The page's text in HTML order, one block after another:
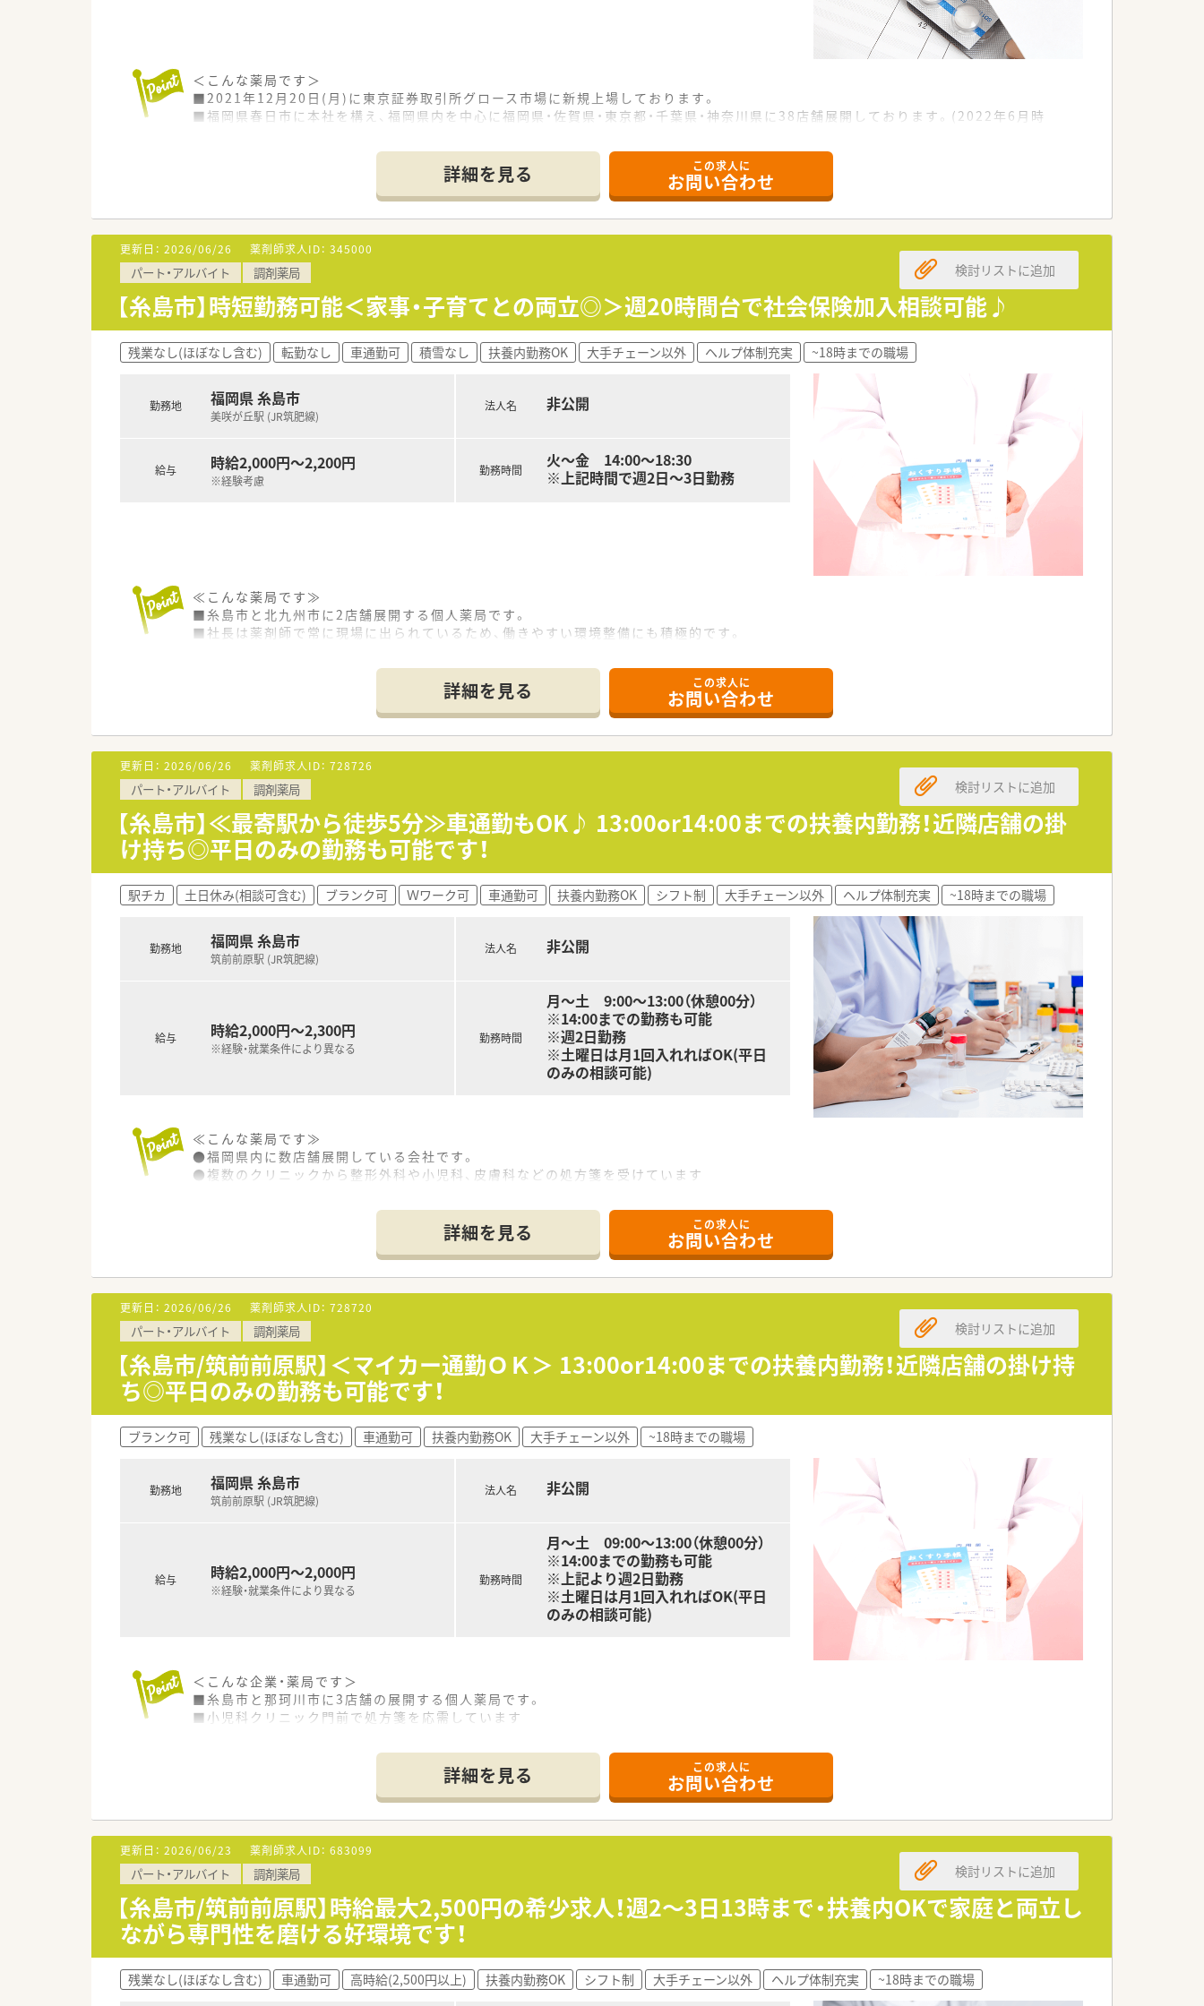
＜こんな薬局です＞
■2021年12月20日(月)に東京証券取引所グロース市場に新規上場しております。
■福岡県春日市に本社を構え、福岡県内を中心に福岡県・佐賀県・東京都・千葉県・神奈川県に38店舗展開しております。(2022年6月時
■超高齢化社会で必ず必要となる在宅対応を積極的に取り組んでおり着実に成長を続けています。今後も安定して成長が見込まれる安
■オンライン服薬指導(28店舗実施)、地域連携薬局(21店舗)、零売など最先端の取り組みを実施しております。
＜女性もご活躍いただける環境＞
■ライフイベントやご自身の状況の変化があった場合、雇用形態変更の相談も可能です。
■女性の育休取得率 100％。復帰率100%。男性育休取得実績(現在8名取得)もあります。カムバックパス制度、きらりミルククラブなど
働く女性を応援する環境が整っています。
■子育て中の方は時短勤務も可能な為、性別を問わず薬局長等、キャリアを積み活躍できるフィールドがございます。
＜こんな店舗です＞
■内科門前の外来と施設・個人在宅を対応している地域密着型の店舗です。
■近隣は静かな住宅街で、落ち着いた環境です。
■門前の内科クリニックは、発熱外来の他、子どもの診療も行うなど処方科目も様々です。
■午前中と夕方は外来業務中心、日中は調剤含めた在宅業務が中心となります。
■薬局長、管理薬剤師のお人柄もよく、事務員との連携もとれており働きやすい環境です。
＜ワークライフバランスを推進＞
■社内平均の残業時間は10時間～15時間以内となっており正社員(S1)はみなし残業を超える事はありません。
在宅で想定される臨時処方や急な在宅訪問に対応する『臨時処方専任薬剤師』を配置しているので、 大幅な残業が発生することはありま
■年間休日は117日＋1日(バースデー休暇)で終日休みの日数となります。月によっては半休の組み合わせ等もシフトに組み込めるので
■店舗異動に関しては、基本転居を伴わない異動となります。九州エリアから関東エリアへなど転居を伴う異動がないため、地域に根付
いた勤務が可能です。
■在宅業務専用システムを自社開発しており、現場の薬剤師の意見を集約して作っているので業務負荷軽減につながっております。
＜スキルアップ・キャリアアップできる環境＞
■麻薬の取り扱いが多い店舗やカテーテル・ポンプ処方を行っている店舗もございます。
緩和ケアの資格を持っている薬剤師が2名（調剤薬局勤務薬剤師54名）在籍しており、患者様に寄り添った仕事を経験することができ知
識・スキル向上も図れる環境です。
■店舗管理を各薬局長へ任せており、社長から店舗の運営や数字管理の研修を受けることができスキルアップ・キャリアアップが形成出
来る環境です。
■薬剤師から営業職など社内でのジョブチェンジも相談の上、可能です。
■企業・官公庁出身の未経験の方や、病院出身の方も多数活躍しています。
詳細を見る この求人に
お問い合わせ
更新日： 2026/06/26 薬剤師求人ID： 345000
パート・アルバイト 調剤薬局
【糸島市】時短勤務可能＜家事・子育てとの両立◎＞週20時間台で社会保険加入相談可能♪
検討リストに追加
残業なし(ほぼなし含む) 転勤なし 車通勤可 積雪なし 扶養内勤務OK 大手チェーン以外 ヘルプ体制充実 ~18時までの職場
勤務地 福岡県 糸島市
美咲が丘駅 (JR筑肥線)
給与 時給2,000円～2,200円
※経験考慮
法人名 非公開
勤務時間
火～金 14:00～18:30
※上記時間で週2日～3日勤務
≪こんな薬局です≫
■糸島市と北九州市に2店舗展開する個人薬局です。
■社長は薬剤師で常に現場に出られているため、働きやすい環境整備にも積極的です。
■薬剤師の人数は、常勤3名、パート3名となり、常時5名体制のため、手厚い人数体制をとられております。
■薬歴は、ハイブリッジとなります。
■品目数は1000品目弱程度で、後発品割合は75％でございます。
■棚割りに関しては、頻繁に出る薬とあまり出ない薬で分けております。
■調剤・監査、投薬は時間帯で分けております。
■患者の約8割が60～70代となります。
詳細を見る この求人に
お問い合わせ
更新日： 2026/06/26 薬剤師求人ID： 728726
パート・アルバイト 調剤薬局
【糸島市】≪最寄駅から徒歩5分≫車通勤もOK♪ 13:00or14:00までの扶養内勤務！近隣店舗の掛
け持ち◎平日のみの勤務も可能です！
検討リストに追加
駅チカ 土日休み(相談可含む) ブランク可 Ｗワーク可 車通勤可 扶養内勤務OK シフト制 大手チェーン以外 ヘルプ体制充実 ~18時までの職場
勤務地 福岡県 糸島市
筑前前原駅 (JR筑肥線)
給与 時給2,000円～2,300円
※経験・就業条件により異なる
法人名 非公開
勤務時間
月～土 9:00～13:00（休憩00分）
※14:00までの勤務も可能
※週2日勤務
※土曜日は月1回入れればOK(平日
のみの相談可能)
≪こんな薬局です≫
●福岡県内に数店舗展開している会社です。
●複数のクリニックから整形外科や小児科、皮膚科などの処方箋を受けています
●急なお休みへの体制も整っています
詳細を見る この求人に
お問い合わせ
更新日： 2026/06/26 薬剤師求人ID： 728720
パート・アルバイト 調剤薬局
【糸島市/筑前前原駅】＜マイカー通勤ＯＫ＞ 13:00or14:00までの扶養内勤務！近隣店舗の掛け持
ち◎平日のみの勤務も可能です！
検討リストに追加
ブランク可 残業なし(ほぼなし含む) 車通勤可 扶養内勤務OK 大手チェーン以外 ~18時までの職場
勤務地 福岡県 糸島市
筑前前原駅 (JR筑肥線)
給与 時給2,000円～2,000円
※経験・就業条件により異なる
法人名 非公開
勤務時間
月～土 09:00～13:00（休憩00分）
※14:00までの勤務も可能
※上記より週2日勤務
※土曜日は月1回入れればOK(平日
のみの相談可能)
＜こんな企業・薬局です＞
■糸島市と那珂川市に3店舗の展開する個人薬局です。
■小児科クリニック門前で処方箋を応需しています
詳細を見る この求人に
お問い合わせ
更新日： 2026/06/23 薬剤師求人ID： 683099
パート・アルバイト 調剤薬局
【糸島市/筑前前原駅】時給最大2,500円の希少求人！週2～3日13時まで・扶養内OKで家庭と両立し
ながら専門性を磨ける好環境です！
検討リストに追加
残業なし(ほぼなし含む) 車通勤可 高時給(2,500円以上) 扶養内勤務OK シフト制 大手チェーン以外 ヘルプ体制充実 ~18時までの職場